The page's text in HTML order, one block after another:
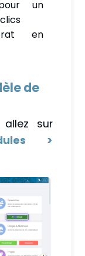
un
en
de
allez sur
>